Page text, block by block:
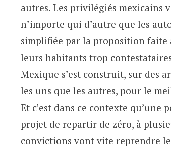
autres. Les privilégiés mexicains
n’importe qui d’autre que les
simplifiée par la proposition faite
leurs habitants trop
Mexique s’est construit, sur des
les uns que les autres, pour le
Et c’est dans ce contexte
projet de repartir de zéro, à
convictions vont vite reprendre